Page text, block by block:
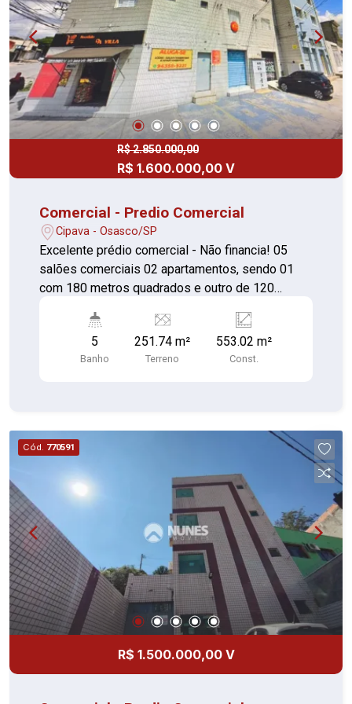
R$ 2.850.000,00
R$ 1.600.000,00 V
Comercial - Predio Comercial
Cipava - Osasco/SP
Excelente prédio comercial - Não financia! 05
salões comerciais 02 apartamentos, sendo 01
com 180 metros quadrados e outro de 120
5
Banho
251.74 m²
Terreno
553.02 m²
Const.
Cód. 770591
R$ 1.500.000,00 V